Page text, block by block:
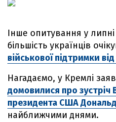
Інше опитування у
більшість українців
військової підтримки
Нагадаємо, у Кремлі
домовилися про зустріч
президента США
найближчими днями.